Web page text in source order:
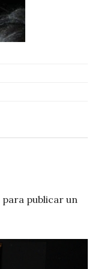
para publicar un